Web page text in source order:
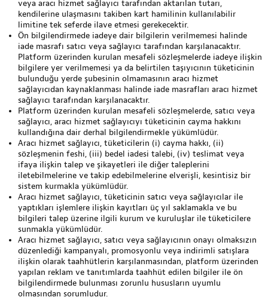
veya aracı hizmet sağlayıcı tarafından aktarılan tutarı,
kendilerine ulaşmasını takiben kart hamilinin kullanılabilir
limitine tek seferde ilave etmesi gerekecektir.
Ön bilgilendirmede iadeye dair bilgilerin verilmemesi halinde
iade masrafı satıcı veya sağlayıcı tarafından karşılanacaktır.
Platform üzerinden kurulan mesafeli sözleşmelerde iadeye ilişkin
bilgilere yer verilmemesi ya da belirtilen taşıyıcının tüketicinin
bulunduğu yerde şubesinin olmamasının aracı hizmet
sağlayıcıdan kaynaklanması halinde iade masrafları aracı hizmet
sağlayıcı tarafından karşılanacaktır.
Platform üzerinden kurulan mesafeli sözleşmelerde, satıcı veya
sağlayıcı, aracı hizmet sağlayıcıyı tüketicinin cayma hakkını
kullandığına dair derhal bilgilendirmekle yükümlüdür.
Aracı hizmet sağlayıcı, tüketicilerin (i) cayma hakkı, (ii)
sözleşmenin feshi, (iii) bedel iadesi talebi, (iv) teslimat veya
ifaya ilişkin talep ve şikayetleri ile diğer taleplerini
iletebilmelerine ve takip edebilmelerine elverişli, kesintisiz bir
sistem kurmakla yükümlüdür.
Aracı hizmet sağlayıcı, tüketicinin satıcı veya sağlayıcılar ile
yaptıkları işlemlere ilişkin kayıtları üç yıl saklamakla ve bu
bilgileri talep üzerine ilgili kurum ve kuruluşlar ile tüketicilere
sunmakla yükümlüdür.
Aracı hizmet sağlayıcı, satıcı veya sağlayıcının onayı olmaksızın
düzenlediği kampanyalı, promosyonlu veya indirimli satışlara
ilişkin olarak taahhütlerin karşılanmasından, platform üzerinden
yapılan reklam ve tanıtımlarda taahhüt edilen bilgiler ile ön
bilgilendirmede bulunması zorunlu hususların uyumlu
olmasından sorumludur.